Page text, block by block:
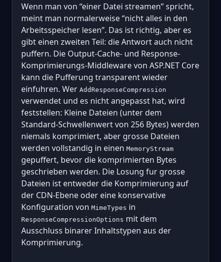
Wenn man von “einer Datei streamen” spricht,
meint man normalerweise “nicht alles in den
Arbeitsspeicher lesen”. Das ist richtig, aber es
gibt einen zweiten Teil: die Antwort auch nicht
puffern. Die Output-Cache- und Response-
Komprimierungs-Middleware von ASP.NET Core
kann die Pufferung transparent wieder
einfuhren. Wer AddResponseCompression
verwendet und es nicht angepasst hat, wird
feststellen: Kleine Dateien (unter dem
Standard-Schwellenwert von 256 Bytes) werden
niemals komprimiert, aber grosse Dateien
werden vollstandig in einen MemoryStream
gepuffert, bevor die komprimierten Bytes
geschrieben werden. Die Losung fur grosse
Dateien ist entweder die Komprimierung auf
der CDN-Ebene oder eine konservative
Konfiguration von MimeTypes in
ResponseCompressionOptions mit dem
Ausschluss binarer Inhaltstypen aus der
Komprimierung.